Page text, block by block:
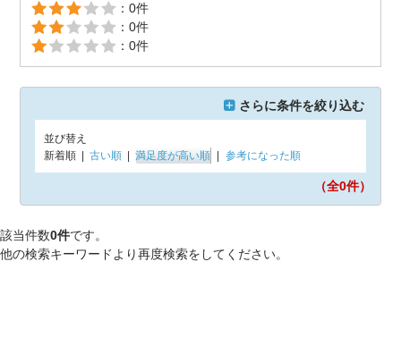
：0件
：0件
：0件
さらに条件を絞り込む
並び替え
新着順
古い順 満足度が高い順 参考になった順
（全0件）
該当件数0件です。
他の検索キーワードより再度検索をしてください。